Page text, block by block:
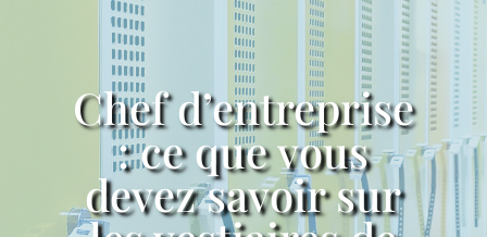
Chef d’entreprise
: ce que vous
devez savoir sur